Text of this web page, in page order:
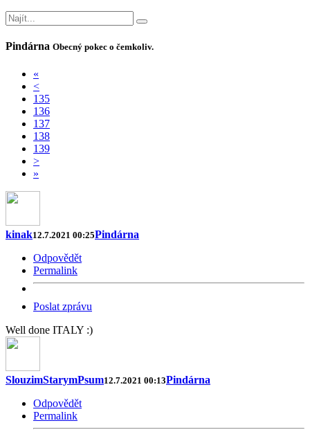
Pindárna Obecný pokec o čemkoliv.
«
<
135
136
137
138
139
>
»
kinak12.7.2021 00:25Pindárna
Odpovědět
Permalink
Poslat zprávu
Well done ITALY :)
SlouzimStarymPsum12.7.2021 00:13Pindárna
Odpovědět
Permalink